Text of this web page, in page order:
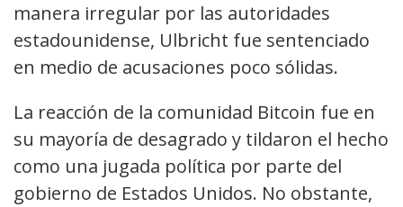
manera irregular por las autoridades
estadounidense, Ulbricht fue sentenciado
en medio de acusaciones poco sólidas.
La reacción de la comunidad Bitcoin fue en
su mayoría de desagrado y tildaron el hecho
como una jugada política por parte del
gobierno de Estados Unidos. No obstante,